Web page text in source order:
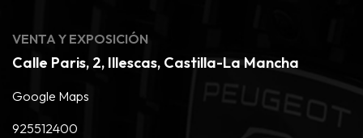
VENTA Y EXPOSICIÓN
Calle Paris, 2, Illescas, Castilla-La Mancha
Google Maps
925512400